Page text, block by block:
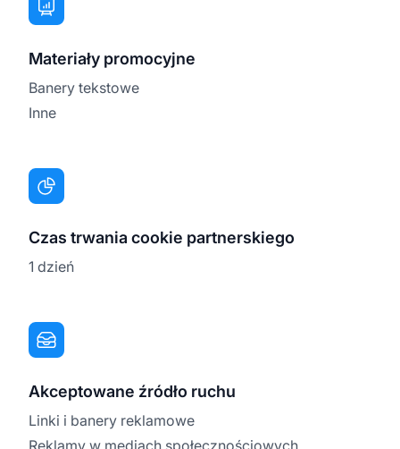
Materiały promocyjne
Banery tekstowe
Inne
Czas trwania cookie partnerskiego
1 dzień
Akceptowane źródło ruchu
Linki i banery reklamowe
Reklamy w mediach społecznościowych